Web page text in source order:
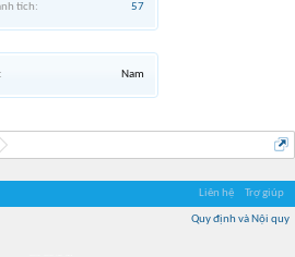
tích:
57
Nam
Liên hệ Trợ giúp
Quy định và Nội quy